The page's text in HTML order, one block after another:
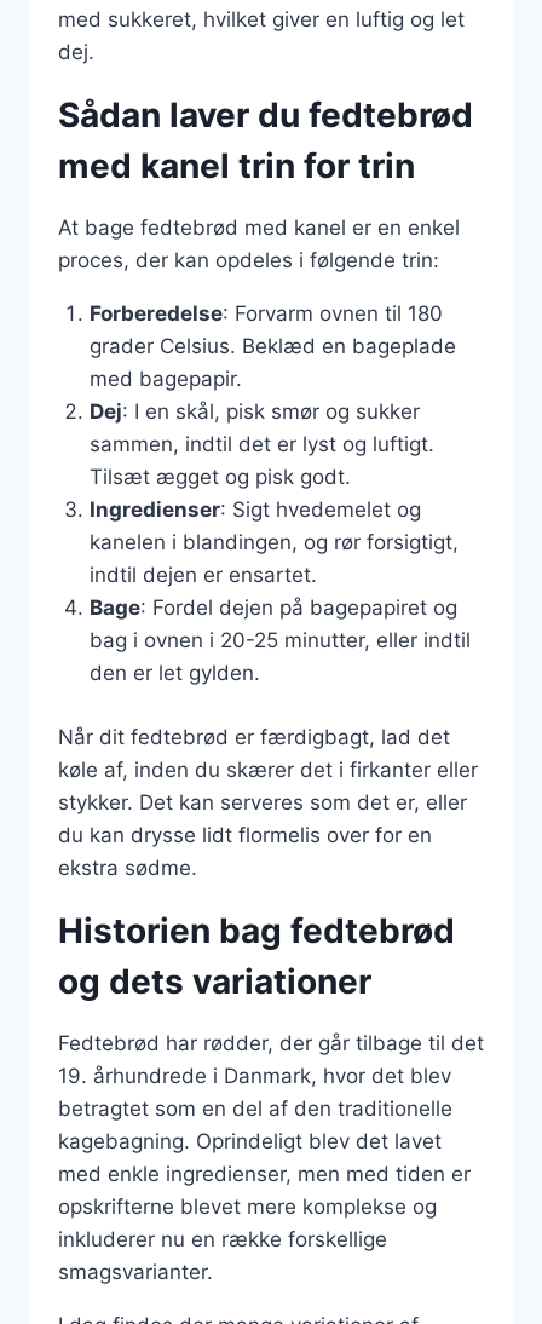
med sukkeret, hvilket giver en luftig og let
dej.
Sådan laver du fedtebrød
med kanel trin for trin
At bage fedtebrød med kanel er en enkel
proces, der kan opdeles i følgende trin:
Forberedelse: Forvarm ovnen til 180
grader Celsius. Beklæd en bageplade
med bagepapir.
Dej: I en skål, pisk smør og sukker
sammen, indtil det er lyst og luftigt.
Tilsæt ægget og pisk godt.
Ingredienser: Sigt hvedemelet og
kanelen i blandingen, og rør forsigtigt,
indtil dejen er ensartet.
Bage: Fordel dejen på bagepapiret og
bag i ovnen i 20-25 minutter, eller indtil
den er let gylden.
Når dit fedtebrød er færdigbagt, lad det
køle af, inden du skærer det i firkanter eller
stykker. Det kan serveres som det er, eller
du kan drysse lidt flormelis over for en
ekstra sødme.
Historien bag fedtebrød
og dets variationer
Fedtebrød har rødder, der går tilbage til det
19. århundrede i Danmark, hvor det blev
betragtet som en del af den traditionelle
kagebagning. Oprindeligt blev det lavet
med enkle ingredienser, men med tiden er
opskrifterne blevet mere komplekse og
inkluderer nu en række forskellige
smagsvarianter.